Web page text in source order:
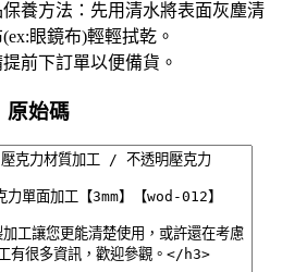
養方法：先用清水將表面灰塵清
眼鏡布)輕輕拭乾。
前下訂單以便備貨。
原始碼